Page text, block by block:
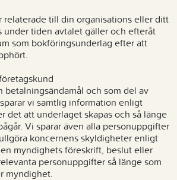
till din organisations eller ditt
under tiden avtalet gäller och efteråt
som bokföringsunderlag efter att
betalningsändamål och som del av
vi samtlig information enligt
det att underlaget skapas och så länge
Vi sparar även alla personuppgifter
koncernens skyldigheter enligt
myndighets föreskrift, beslut eller
personuppgifter så länge som
myndighet.